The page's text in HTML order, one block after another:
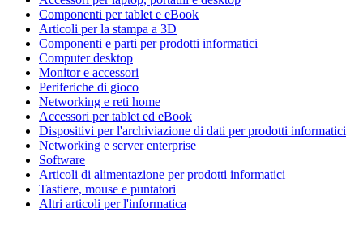
Componenti per tablet e eBook
Articoli per la stampa a 3D
Componenti e parti per prodotti informatici
Computer desktop
Monitor e accessori
Periferiche di gioco
Networking e reti home
Accessori per tablet ed eBook
Dispositivi per l'archiviazione di dati per prodotti informatici
Networking e server enterprise
Software
Articoli di alimentazione per prodotti informatici
Tastiere, mouse e puntatori
Altri articoli per l'informatica